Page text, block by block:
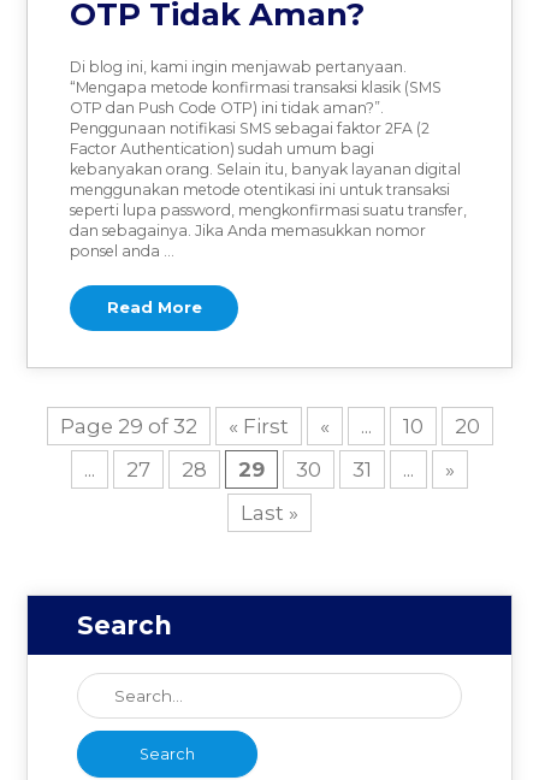
OTP Tidak Aman?
Di blog ini, kami ingin menjawab pertanyaan.
“Mengapa metode konfirmasi transaksi klasik (SMS
OTP dan Push Code OTP) ini tidak aman?”.
Penggunaan notifikasi SMS sebagai faktor 2FA (2
Factor Authentication) sudah umum bagi
kebanyakan orang. Selain itu, banyak layanan digital
menggunakan metode otentikasi ini untuk transaksi
seperti lupa password, mengkonfirmasi suatu transfer,
dan sebagainya. Jika Anda memasukkan nomor
ponsel anda …
Read More
Page 29 of 32 « First « ... 10
20
...
27 28 29 30 31 ...
»
Last »
Search